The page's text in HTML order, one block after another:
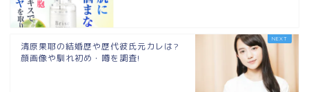
清原果耶の結婚歴や歴代彼氏元カレは?
顔画像や馴れ初め・噂を調査!